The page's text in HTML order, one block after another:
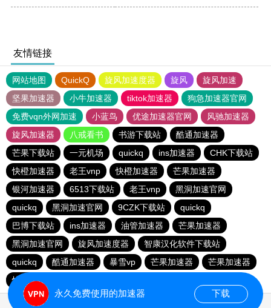
友情链接
网站地图 QuickQ 旋风加速度器 旋风
旋风加速
坚果加速器
小牛加速器 tiktok加速器
狗急加速器官网
免费vqn外网加速
小蓝鸟 优途加速器官网
风驰加速器
旋风加速器
八戒看书 书游下载站
酷通加速器
芒果下载站
一元机场 quickq ins加速器
CHK下载站
快橙加速器
老王vnp 快橙加速器
芒果加速器
银河加速器
6513下载站 老王vnp
黑洞加速官网
quickq
黑洞加速官网 9CZK下载站
quickq
巴博下载站
ins加速器 油管加速器
芒果加速器
黑洞加速官网
旋风加速度器
智康汉化软件下载站
quickq
酷通加速器 暴雪vp 芒果加速器
芒果加速器
快橙加速器
永久免费使用的加速器 下载